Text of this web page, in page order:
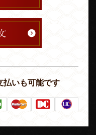
払いも可能です